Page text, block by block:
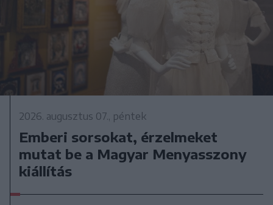
2026. augusztus 07., péntek
Emberi sorsokat, érzelmeket
mutat be a Magyar Menyasszony
kiállítás